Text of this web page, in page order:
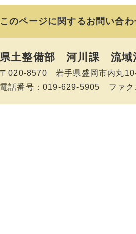
このページに関するお問い合わ
県土整備部 河川課流域
〒020-8570 岩手県盛岡市内丸
電話番号：019-629-5905 ファク